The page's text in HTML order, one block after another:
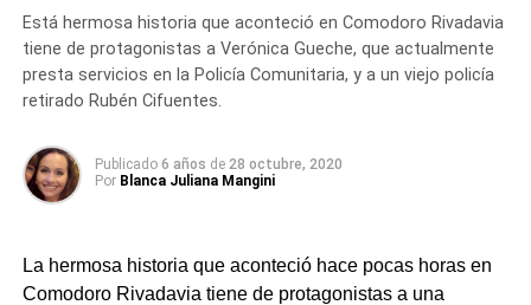
Está hermosa historia que aconteció en Comodoro Rivadavia
tiene de protagonistas a Verónica Gueche, que actualmente
presta servicios en la Policía Comunitaria, y a un viejo policía
retirado Rubén Cifuentes.
Publicado 6 años de 28 octubre, 2020
Por Blanca Juliana Mangini
La hermosa historia que aconteció hace pocas horas en
Comodoro Rivadavia tiene de protagonistas a una